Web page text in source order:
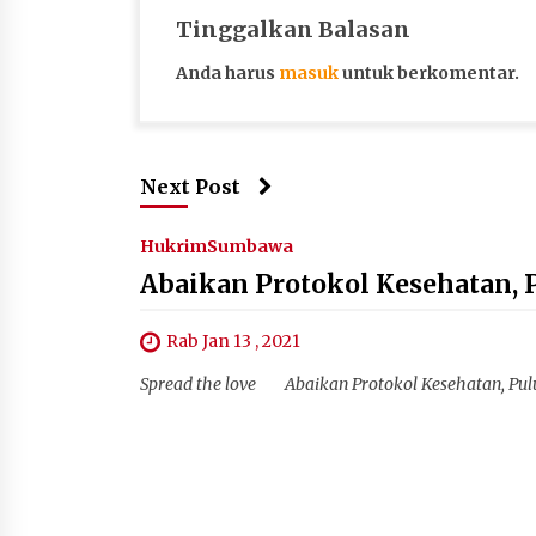
Tinggalkan Balasan
Anda harus masukuntuk berkomentar.
Next Post
HukrimSumbawa
Abaikan Protokol Kesehatan,
Rab Jan 13 , 2021
Spread the love Abaikan Protokol Kesehatan,